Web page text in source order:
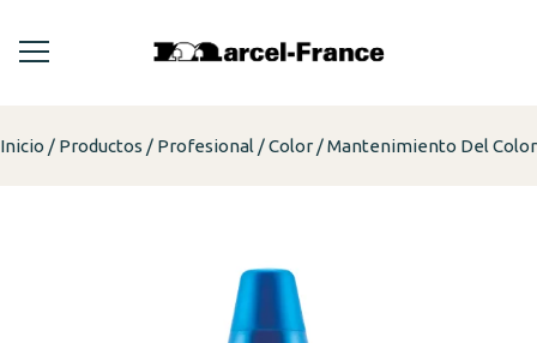
Inicio Productos Profesional Color Mantenimiento Del Color